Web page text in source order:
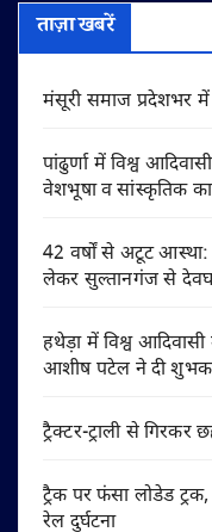
ताज़ा खबरें
मंसूरी समाज प्रदेशभर
पांढुर्णा में विश्व
वेशभूषा व सांस्कृतिक
42 वर्षों से अटूट आस्था:
लेकर सुल्तानगंज से
हथेड़ा में विश्व
आशीष पटेल ने दी
ट्रैक्टर-ट्राली से गिरकर
ट्रैक पर फंसा लोडेड
रेल दुर्घटना